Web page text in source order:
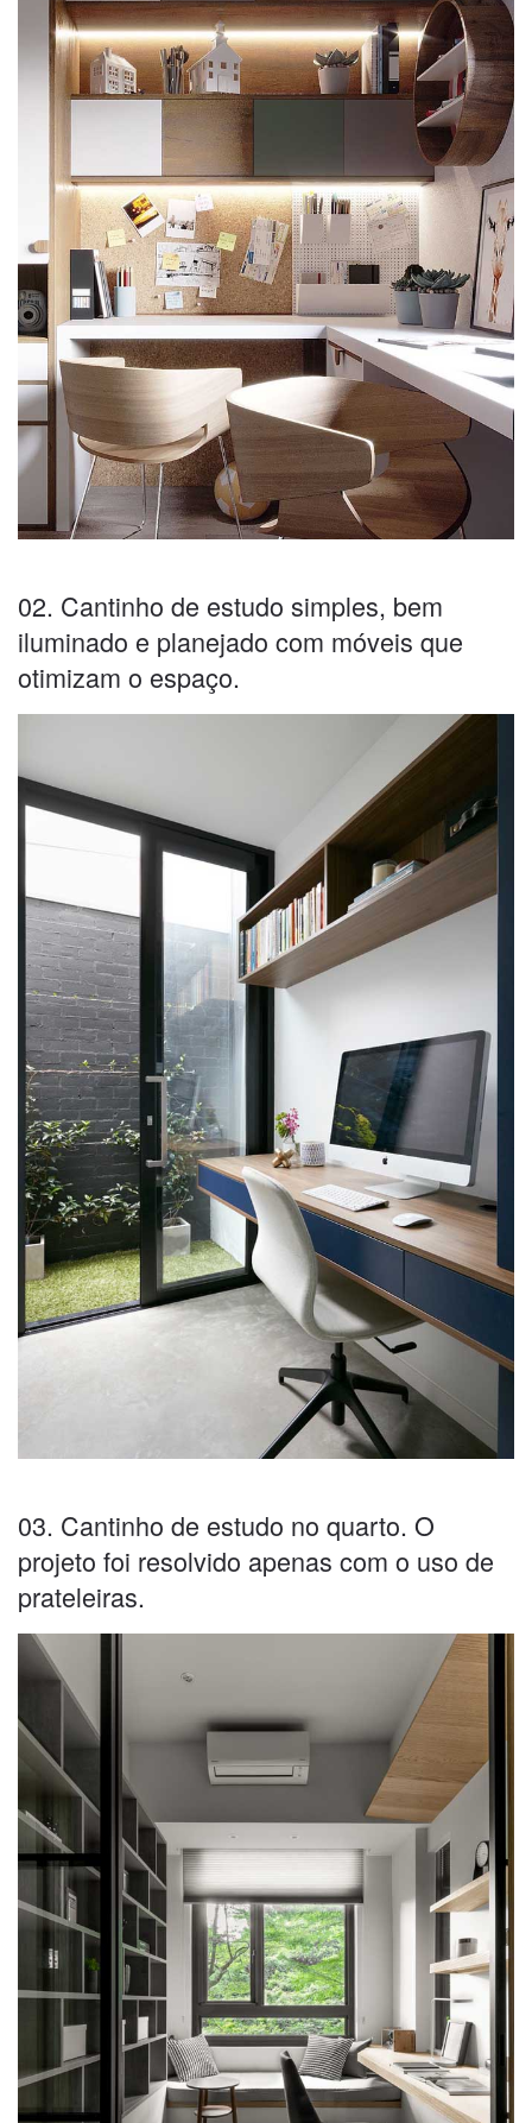
02. Cantinho de estudo simples, bem
iluminado e planejado com móveis que
otimizam o espaço.
03. Cantinho de estudo no quarto. O
projeto foi resolvido apenas com o uso de
prateleiras.